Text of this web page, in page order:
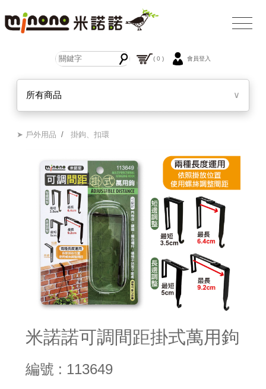
( 0 ) 會員登入
所有商品 ∨
➤ 戶外用品 /掛鉤、扣環
米諾諾可調間距掛式萬用鉤
編號 : 113649